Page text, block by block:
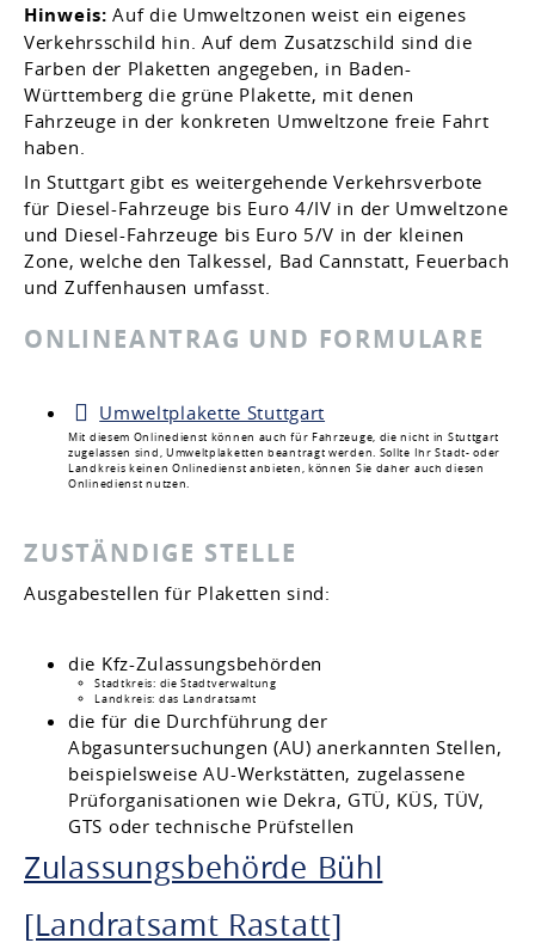
Hinweis:Auf die Umweltzonen weist ein eigenes
Verkehrsschild hin. Auf dem Zusatzschild sind die
Farben der Plaketten angegeben, in Baden-
Württemberg die grüne Plakette, mit denen
Fahrzeuge in der konkreten Umweltzone freie Fahrt
haben.
In Stuttgart gibt es weitergehende Verkehrsverbote
für Diesel-Fahrzeuge bis Euro 4/IV in der Umweltzone
und Diesel-Fahrzeuge bis Euro 5/V in der kleinen
Zone, welche den Talkessel, Bad Cannstatt, Feuerbach
und Zuffenhausen umfasst.
ONLINEANTRAG UND FORMULARE
Umweltplakette Stuttgart
Mit diesem Onlinedienst können auch für Fahrzeuge, die nicht in Stuttgart
zugelassen sind, Umweltplaketten beantragt werden. Sollte Ihr Stadt- oder
Landkreis keinen Onlinedienst anbieten, können Sie daher auch diesen
Onlinedienst nutzen.
ZUSTÄNDIGE STELLE
Ausgabestellen für Plaketten sind:
die Kfz-Zulassungsbehörden
Stadtkreis: die Stadtverwaltung
Landkreis: das Landratsamt
die für die Durchführung der
Abgasuntersuchungen (AU) anerkannten Stellen,
beispielsweise AU-Werkstätten, zugelassene
Prüforganisationen wie Dekra, GTÜ, KÜS, TÜV,
GTS oder technische Prüfstellen
Zulassungsbehörde Bühl
[Landratsamt Rastatt]